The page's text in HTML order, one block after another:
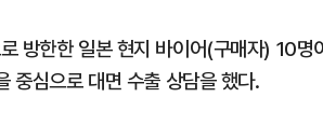
방한한 일본 현지 바이어(구매자) 10
중심으로 대면 수출 상담을 했다.